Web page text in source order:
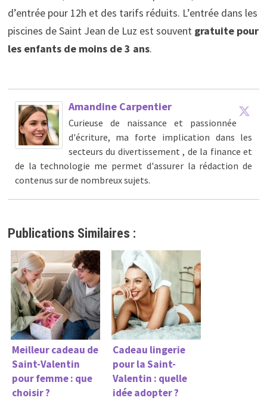
d’entrée pour 12h et des tarifs réduits. L’entrée dans les
piscines de Saint Jean de Luz est souvent gratuite pour
les enfants de moins de 3 ans.
Amandine Carpentier
Curieuse de naissance et passionnée
d'écriture, ma forte implication dans les
secteurs du divertissement , de la finance et
de la technologie me permet d'assurer la rédaction de
contenus sur de nombreux sujets.
Publications Similaires :
Meilleur cadeau de
Saint-Valentin
pour femme : que
choisir ?
Cadeau lingerie
pour la Saint-
Valentin : quelle
idée adopter ?